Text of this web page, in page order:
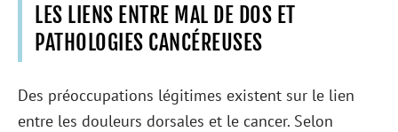
LES LIENS ENTRE MAL DE DOS ET
PATHOLOGIES CANCÉREUSES
Des préoccupations légitimes existent sur le lien
entre les douleurs dorsales et le cancer. Selon